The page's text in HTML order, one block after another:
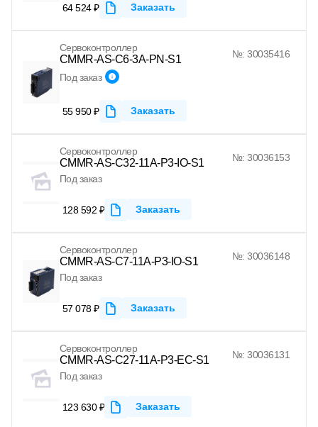
64 524 ₽ Заказать
Сервоконтроллер
CMMR-AS-C6-3A-PN-S1 №: 30035416
Под заказ
55 950 ₽ Заказать
Сервоконтроллер
CMMR-AS-C32-11A-P3-IO-S1
№: 30036153
Под заказ
128 592 ₽ Заказать
Сервоконтроллер
CMMR-AS-C7-11A-P3-IO-S1
№: 30036148
Под заказ
57 078 ₽ Заказать
Сервоконтроллер
CMMR-AS-C27-11A-P3-EC-S1
№: 30036131
Под заказ
123 630 ₽ Заказать